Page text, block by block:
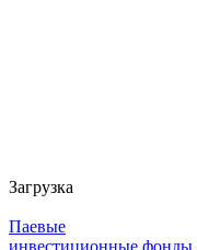
Загрузка
Паевые
инвестиционные фонды